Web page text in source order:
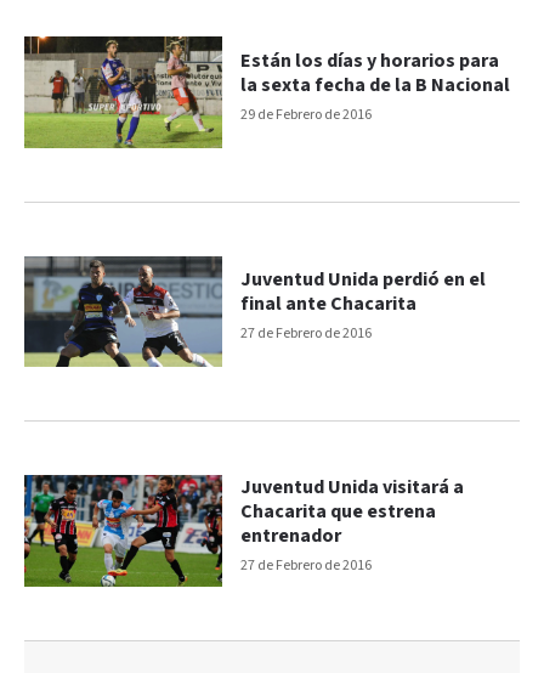
29 de Febrero de 2016
Están los días y horarios para
la sexta fecha de la B Nacional
27 de Febrero de 2016
Juventud Unida perdió en el
final ante Chacarita
27 de Febrero de 2016
Juventud Unida visitará a
Chacarita que estrena
entrenador